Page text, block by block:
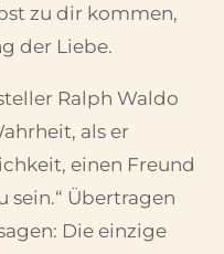
zu dir kommen,
der Liebe.
Ralph Waldo
als er
einen Freund
sein.“ Übertragen
Die einzige